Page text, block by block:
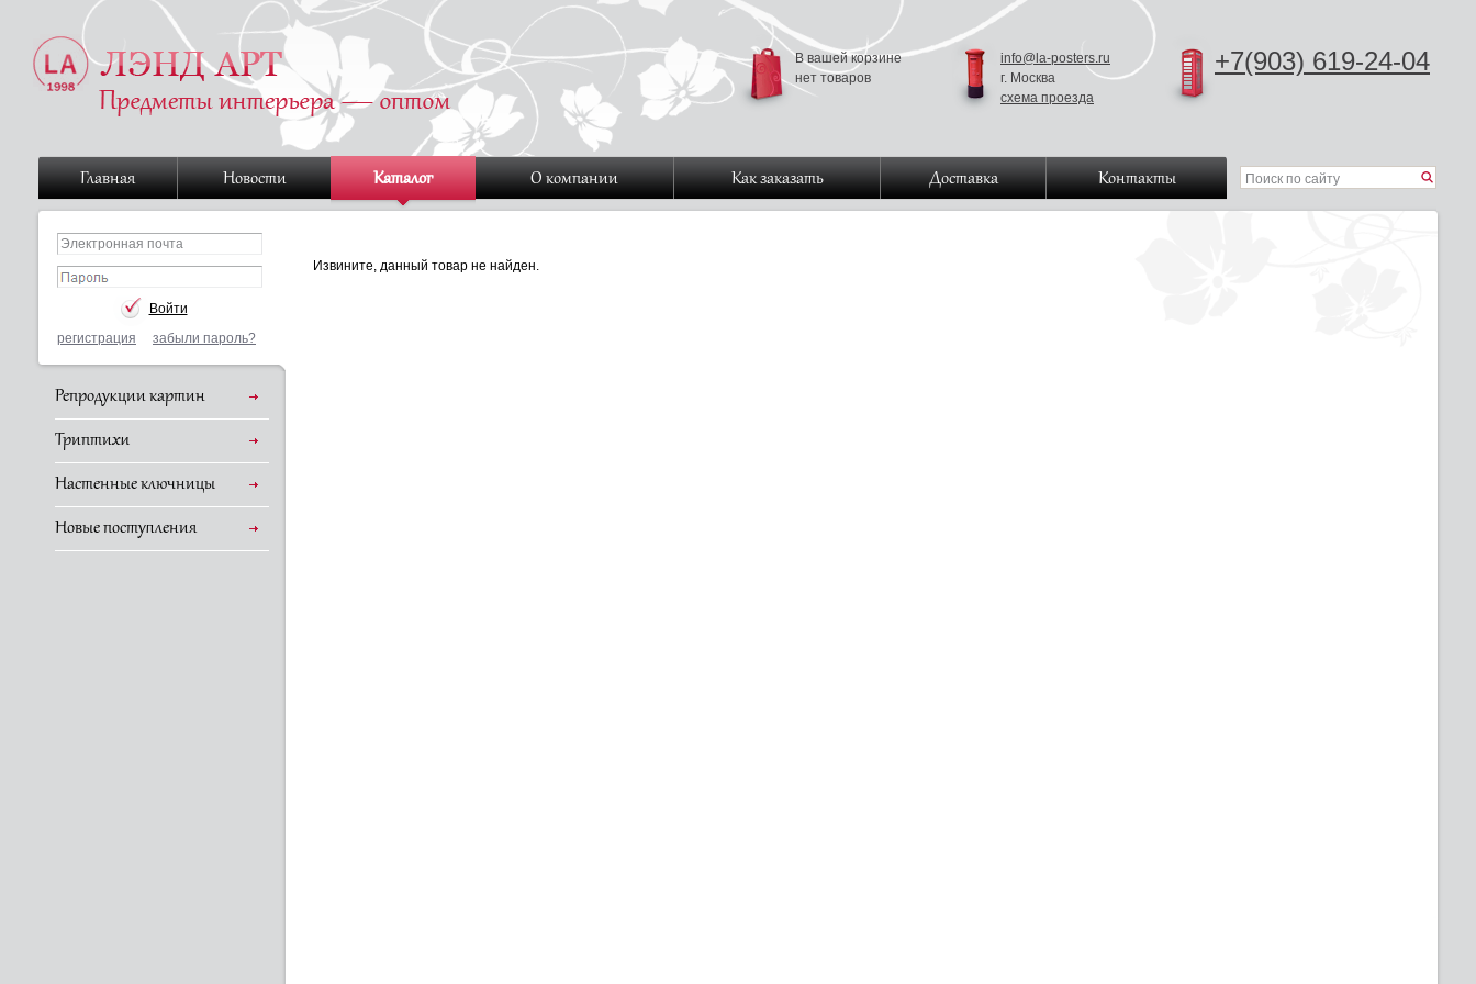
+7(903) 619-24-04
info@la-posters.ru
г. Москва
схема проезда
В вашей корзине
нет товаров
Главная Новости Каталог О компании Как заказать Доставка Контакты
регистрация забыли пароль?
Репродукции картин
Триптихи
Настенные ключницы
Новые поступления
Извините, данный товар не найден.